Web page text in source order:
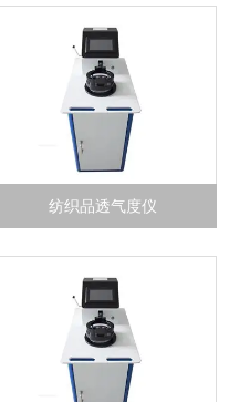
纺织品透气度仪